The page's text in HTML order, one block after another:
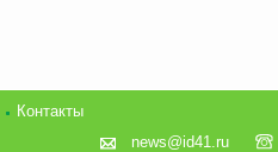
Контакты
news@id41.ru